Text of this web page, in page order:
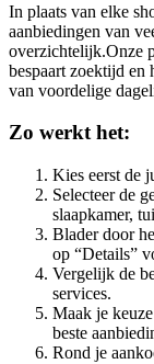
In plaats van elke
aanbiedingen van
overzichtelijk.Onze
bespaart zoektijd en
van voordelige
Zo werkt het:
Kies eerst de
Selecteer de
slaapkamer,
Blader door
op “Details”
Vergelijk de
services.
Maak je
beste
Rond je